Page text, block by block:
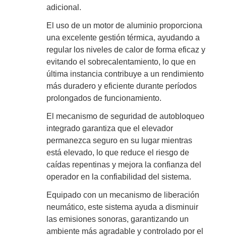
adicional.
El uso de un motor de aluminio proporciona
una excelente gestión térmica, ayudando a
regular los niveles de calor de forma eficaz y
evitando el sobrecalentamiento, lo que en
última instancia contribuye a un rendimiento
más duradero y eficiente durante períodos
prolongados de funcionamiento.
El mecanismo de seguridad de autobloqueo
integrado garantiza que el elevador
permanezca seguro en su lugar mientras
está elevado, lo que reduce el riesgo de
caídas repentinas y mejora la confianza del
operador en la confiabilidad del sistema.
Equipado con un mecanismo de liberación
neumático, este sistema ayuda a disminuir
las emisiones sonoras, garantizando un
ambiente más agradable y controlado por el